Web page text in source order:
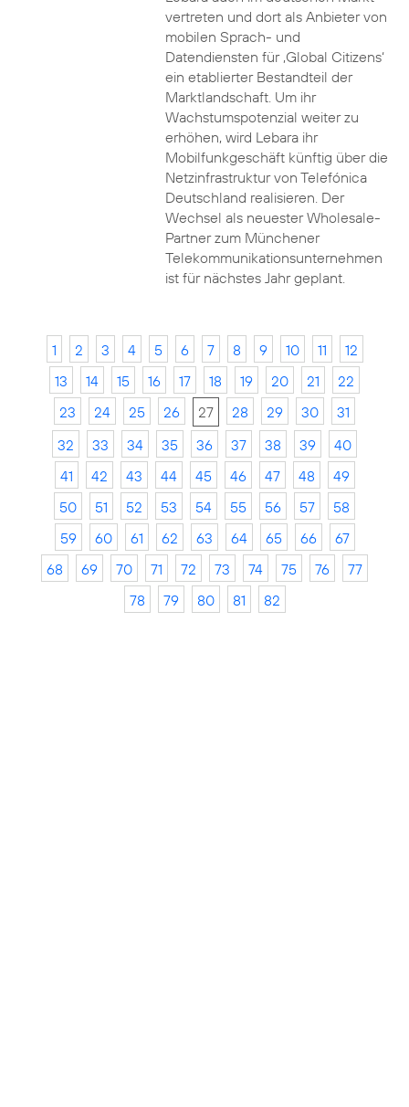
vertreten und dort als Anbieter von
mobilen Sprach- und
Datendiensten für ‚Global Citizens‘
ein etablierter Bestandteil der
Marktlandschaft. Um ihr
Wachstumspotenzial weiter zu
erhöhen, wird Lebara ihr
Mobilfunkgeschäft künftig über die
Netzinfrastruktur von Telefónica
Deutschland realisieren. Der
Wechsel als neuester Wholesale-
Partner zum Münchener
Telekommunikationsunternehmen
ist für nächstes Jahr geplant.
1 2 3 4 5 6 7 8 9 10 11
12
13
14 15 16 17 18 19 20 21
22
23
24 25 26 27 28 29 30
31
32
33 34 35 36 37 38 39
40
41
42 43 44 45 46 47 48
49
50
51 52 53 54 55 56 57
58
59
60 61 62 63 64 65 66
67
68
69 70 71 72 73 74 75 76
77
78
79 80 81 82